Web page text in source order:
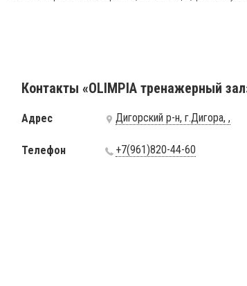
Контакты «OLIMPIA тренажерный
Адрес Дигорский р-н, г.Дигора, ,
Телефон +7(961)820-44-60